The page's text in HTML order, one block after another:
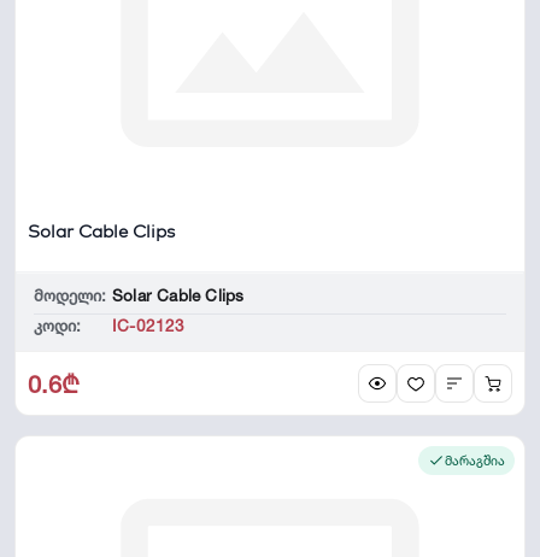
Solar Cable Clips
მოდელი: Solar Cable Clips
კოდი:
IC-02123
0.6₾
მარაგშია